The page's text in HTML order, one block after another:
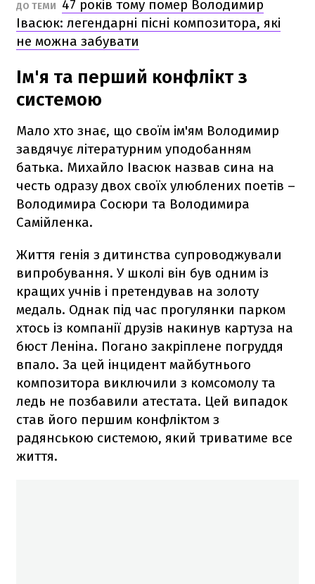
ДО ТЕМИ
47 років тому помер Володимир
Івасюк: легендарні пісні композитора, які
не можна забувати
Ім'я та перший конфлікт з
системою
Мало хто знає, що своїм ім'ям Володимир
завдячує літературним уподобанням
батька. Михайло Івасюк назвав сина на
честь одразу двох своїх улюблених поетів –
Володимира Сосюри та Володимира
Самійленка.
Життя генія з дитинства супроводжували
випробування. У школі він був одним із
кращих учнів і претендував на золоту
медаль. Однак під час прогулянки парком
хтось із компанії друзів накинув картуза на
бюст Леніна. Погано закріплене погруддя
впало. За цей інцидент майбутнього
композитора виключили з комсомолу та
ледь не позбавили атестата. Цей випадок
став його першим конфліктом з
радянською системою, який триватиме все
життя.